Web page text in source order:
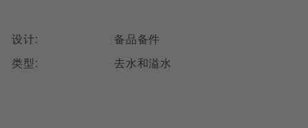
设计: 备品备件
类型: 去水和溢水